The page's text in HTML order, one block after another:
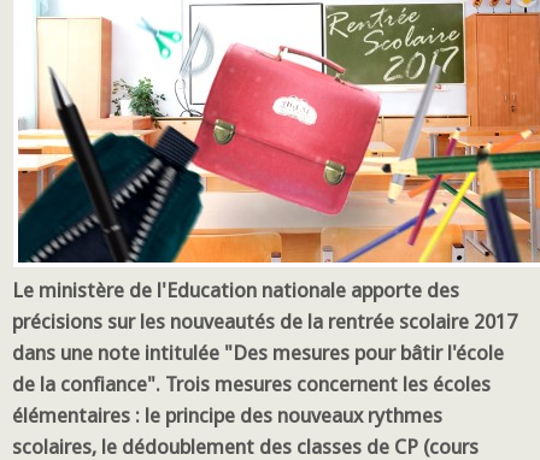
Le ministère de l'Education nationale apporte des
précisions sur les nouveautés de la rentrée scolaire 2017
dans une note intitulée "Des mesures pour bâtir l'école
de la confiance". Trois mesures concernent les écoles
élémentaires : le principe des nouveaux rythmes
scolaires, le dédoublement des classes de CP (cours